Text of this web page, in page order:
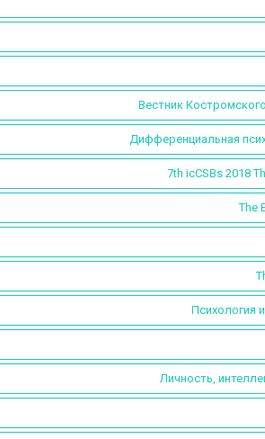
Вестник
Дифференциальная
7th icCSBs 2018
The
Психология
Личность,